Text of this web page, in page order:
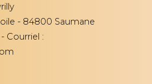
- 84800 Saumane
Courriel :